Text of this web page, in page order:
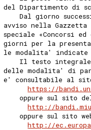
del Dipartimento di
Dal giorno
avviso nella
speciale «Concorsi
giorni per la
le modalita' indicate
Il testo
delle modalita' di
e' consultabile al
https://
oppure sul sito
http://
oppure sul sito
http://